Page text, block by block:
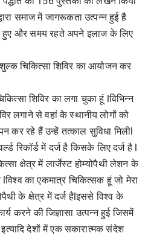
समाज में जागरूकता उत्पन्न हुई है
हुए और समय रहते अपने इलाज के लिए
चिकित्सा शिविर का आयोजन कर
शिविर का लगा चुका हूं lविभिन्न
लगाने से वहां के स्थानीय लोगों को
कर रहे हैं उन्हें तत्काल सुविधा मिलीl
रिकॉर्ड में दर्ज है किसके लिए दर्ज है l
क्षेत्र में लार्जेस्ट होम्योपैथी लेशन के
lविश्व का एकमात्र चिकित्सक हूं जो मेरा
के क्षेत्र में दर्ज हैlइससे विश्व के
करने की जिज्ञासा उत्पन्न हुई जिसमें
देशों में एक सकारात्मक संदेश